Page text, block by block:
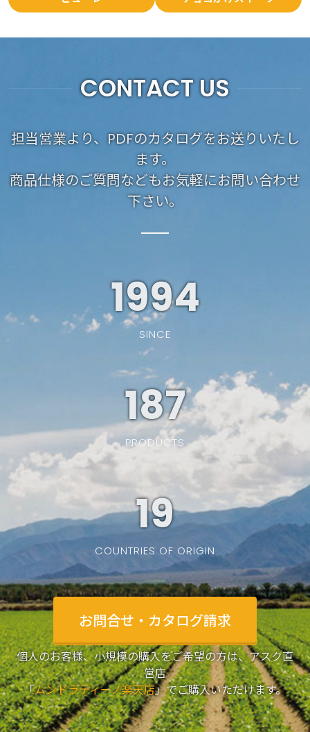
CONTACT US
担当営業より、PDFのカタログをお送りいたし
ます。
商品仕様のご質問などもお気軽にお問い合わせ
下さい。
1994
SINCE
187
PRODUCTS
19
COUNTRIES OF ORIGIN
お問合せ・カタログ請求
個人のお客様、小規模の購入をご希望の方は、アスク直
営店
「ムンドラティーノ楽天店」でご購入いただけます。